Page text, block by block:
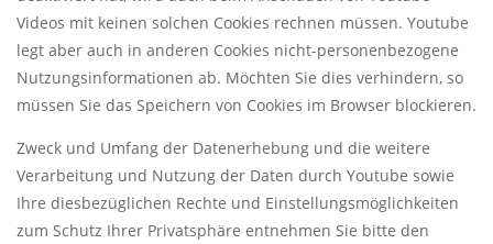
Videos mit keinen solchen Cookies rechnen müssen. Youtube
legt aber auch in anderen Cookies nicht-personenbezogene
Nutzungsinformationen ab. Möchten Sie dies verhindern, so
müssen Sie das Speichern von Cookies im Browser blockieren.
Zweck und Umfang der Datenerhebung und die weitere
Verarbeitung und Nutzung der Daten durch Youtube sowie
Ihre diesbezüglichen Rechte und Einstellungsmöglichkeiten
zum Schutz Ihrer Privatsphäre entnehmen Sie bitte den